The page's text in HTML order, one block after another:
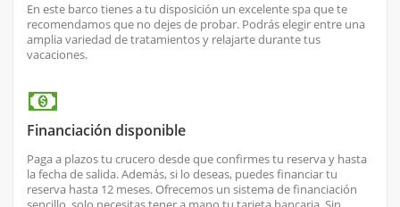
En este barco tienes a tu disposición un excelente spa que te
recomendamos que no dejes de probar. Podrás elegir entre una
amplia variedad de tratamientos y relajarte durante tus
vacaciones.
Financiación disponible
Paga a plazos tu crucero desde que confirmes tu reserva y hasta
la fecha de salida. Además, si lo deseas, puedes financiar tu
reserva hasta 12 meses. Ofrecemos un sistema de financiación